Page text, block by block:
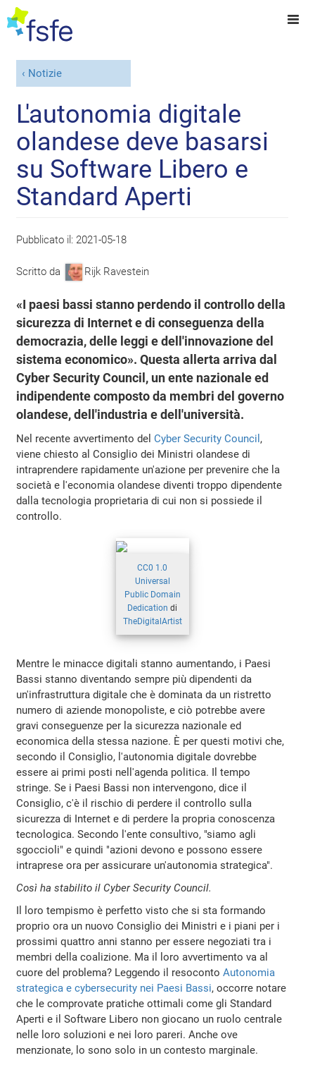
Notizie
L'autonomia digitale
olandese deve basarsi
su Software Libero e
Standard Aperti
Pubblicato il: 2021-05-18
Scritto da Rijk Ravestein
«I paesi bassi stanno perdendo il controllo della
sicurezza di Internet e di conseguenza della
democrazia, delle leggi e dell'innovazione del
sistema economico». Questa allerta arriva dal
Cyber Security Council, un ente nazionale ed
indipendente composto da membri del governo
olandese, dell'industria e dell'università.
Nel recente avvertimento delCyber Security Council ,
viene chiesto al Consiglio dei Ministri olandese di
intraprendere rapidamente un'azione per prevenire che la
società e l'economia olandese diventi troppo dipendente
dalla tecnologia proprietaria di cui non si possiede il
controllo.
CC0 1.0
Universal
Public Domain
Dedication di
TheDigitalArtist
Mentre le minacce digitali stanno aumentando, i Paesi
Bassi stanno diventando sempre più dipendenti da
un'infrastruttura digitale che è dominata da un ristretto
numero di aziende monopoliste, e ciò potrebbe avere
gravi conseguenze per la sicurezza nazionale ed
economica della stessa nazione. È per questi motivi che,
secondo il Consiglio, l'autonomia digitale dovrebbe
essere ai primi posti nell'agenda politica. Il tempo
stringe. Se i Paesi Bassi non intervengono, dice il
Consiglio, c'è il rischio di perdere il controllo sulla
sicurezza di Internet e di perdere la propria conoscenza
tecnologica. Secondo l'ente consultivo, "siamo agli
sgoccioli" e quindi "azioni devono e possono essere
intraprese ora per assicurare un'autonomia strategica".
Così ha stabilito il Cyber Security Council.
Il loro tempismo è perfetto visto che si sta formando
proprio ora un nuovo Consiglio dei Ministri e i piani per i
prossimi quattro anni stanno per essere negoziati tra i
membri della coalizione. Ma il loro avvertimento va al
cuore del problema? Leggendo il resocontoAutonomia
strategica e cybersecurity nei Paesi Bassi, occorre notare
che le comprovate pratiche ottimali come gli Standard
Aperti e il Software Libero non giocano un ruolo centrale
nelle loro soluzioni e nei loro pareri. Anche ove
menzionate, lo sono solo in un contesto marginale.